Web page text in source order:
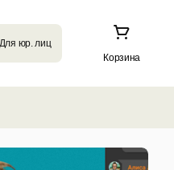
Корзина